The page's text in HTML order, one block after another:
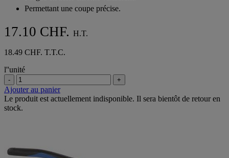
Permettant une coupe précise.
17.10 CHF. H.T.
18.49 CHF. T.T.C.
l''unité
- +
Ajouter au panier
Le produit est actuellement indisponible. Il sera bientôt de retour en
stock.